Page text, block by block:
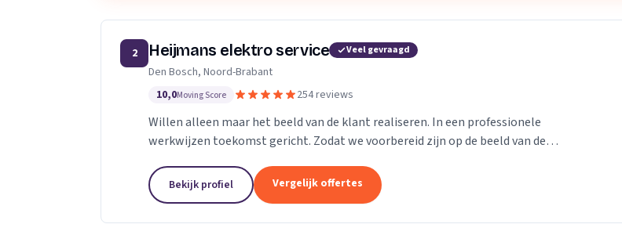
2 Heijmans elektro service Veel gevraagd
Den Bosch, Noord-Brabant
10,0Moving Score 254 reviews
Willen alleen maar het beeld van de klant realiseren. In een professionele
werkwijzen toekomst gericht. Zodat we voorbereid zijn op de beeld van de
Bekijk profiel Vergelijk offertes